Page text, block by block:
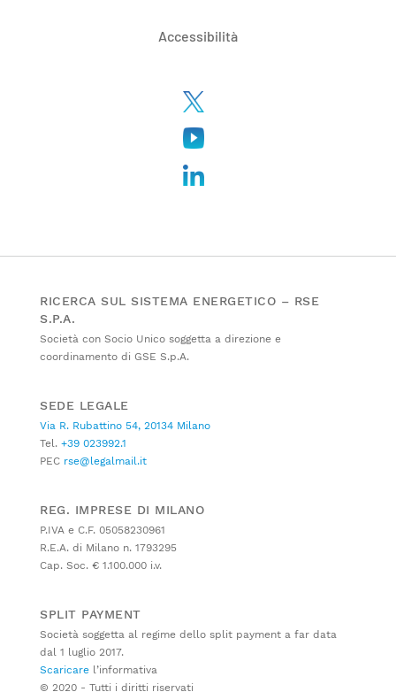
Accessibilità
RICERCA SUL SISTEMA ENERGETICO – RSE
S.P.A.
Società con Socio Unico soggetta a direzione e
coordinamento di GSE S.p.A.
SEDE LEGALE
Via R. Rubattino 54, 20134 Milano
Tel. +39 023992.1
PEC rse@legalmail.it
REG. IMPRESE DI MILANO
P.IVA e C.F. 05058230961
R.E.A. di Milano n. 1793295
Cap. Soc. € 1.100.000 i.v.
SPLIT PAYMENT
Società soggetta al regime dello split payment a far data
dal 1 luglio 2017.
Scaricare l’informativa
© 2020 - Tutti i diritti riservati